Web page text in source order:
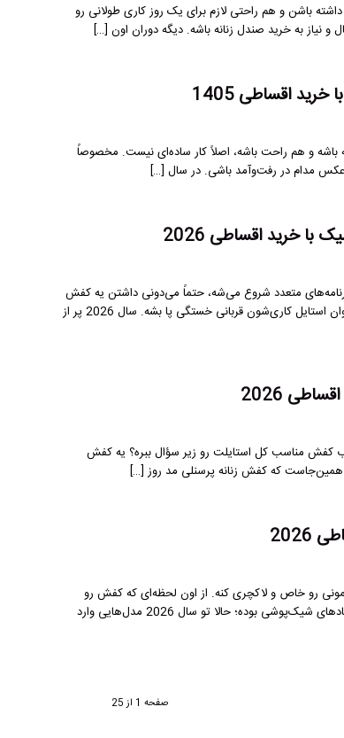
باشن و هم راحتی لازم برای یک روز کاری طولانی رو
به خرید صندل زنانه باشه. دیگه دوران اون […]
اقساطی 1405
باشه و هم راحت باشه، اصلاً کار ساده‌ای نیست. مخصوصاً
مدام در رفت‌وآمد باشی. در سال […]
خرید اقساطی 2026
متعدد شروع می‌شه، حتماً می‌دونی داشتن یه کفش
راحت چقدر حیاتی‌ه! مدل‌های جدید کفش زنانه پرسنلی مخصوص خانم‌های فعاله؛ اونایی که نمی‌خوان استایل کاری‌شون قربانی خستگی پا بشه. سال 2026 پر از
2026
کفش مناسب کل استایلت رو زیر سؤال ببره؟ یه کفش
که کفش زنانه پرسنلی مد روز […]
رو خاص و لاکچری کنه. از اون لحظه‌ای که کفش رو
می‌پوشی، حس زنانگی و اعتماد‌به‌نفست دو برابر می‌شه. در واقع، کفش پاشنه‌بلند همیشه یکی از نمادهای شیک‌پوشی بوده؛ حالا تو سال 2026 مدل‌هایی وارد
صفحه 1 از 25